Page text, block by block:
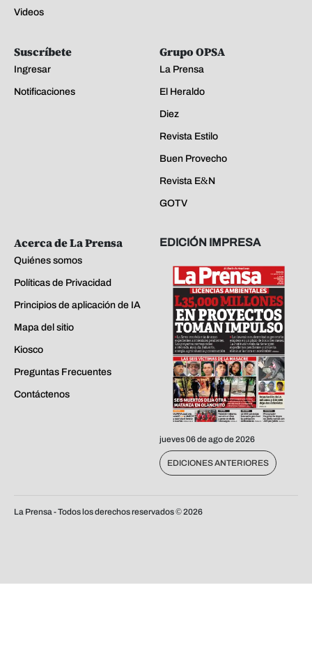
Videos
Suscríbete
Ingresar
Notificaciones
Grupo OPSA
La Prensa
El Heraldo
Diez
Revista Estilo
Buen Provecho
Revista E&N
GOTV
Acerca de La Prensa
Quiénes somos
Políticas de Privacidad
Principios de aplicación de IA
Mapa del sitio
Kiosco
Preguntas Frecuentes
Contáctenos
EDICIÓN IMPRESA
jueves 06 de ago de 2026
EDICIONES ANTERIORES
La Prensa - Todos los derechos reservados ©2026